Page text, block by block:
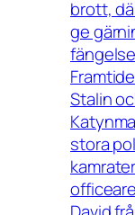
brott,
ge
Stalin
stora
officeare